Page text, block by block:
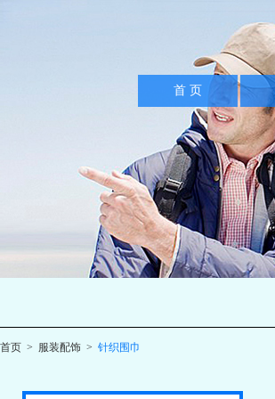
首 页
首页 > 服装配饰 > 针织围巾